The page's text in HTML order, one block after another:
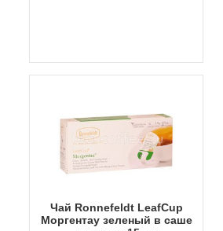
Чай Ronnefeldt LeafCup
Моргентау зеленый в саше